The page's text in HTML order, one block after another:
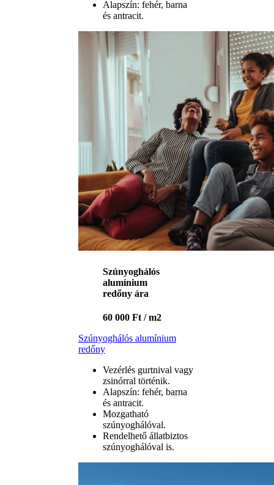
Alapszín: fehér, barna
és antracit.
Szúnyoghálós
alumínium
redőny ára
60 000 Ft / m2
Szúnyoghálós alumínium
redőny
Vezérlés gurtnival vagy
zsinórral történik.
Alapszín: fehér, barna
és antracit.
Mozgatható
szúnyoghálóval.
Rendelhető állatbiztos
szúnyoghálóval is.